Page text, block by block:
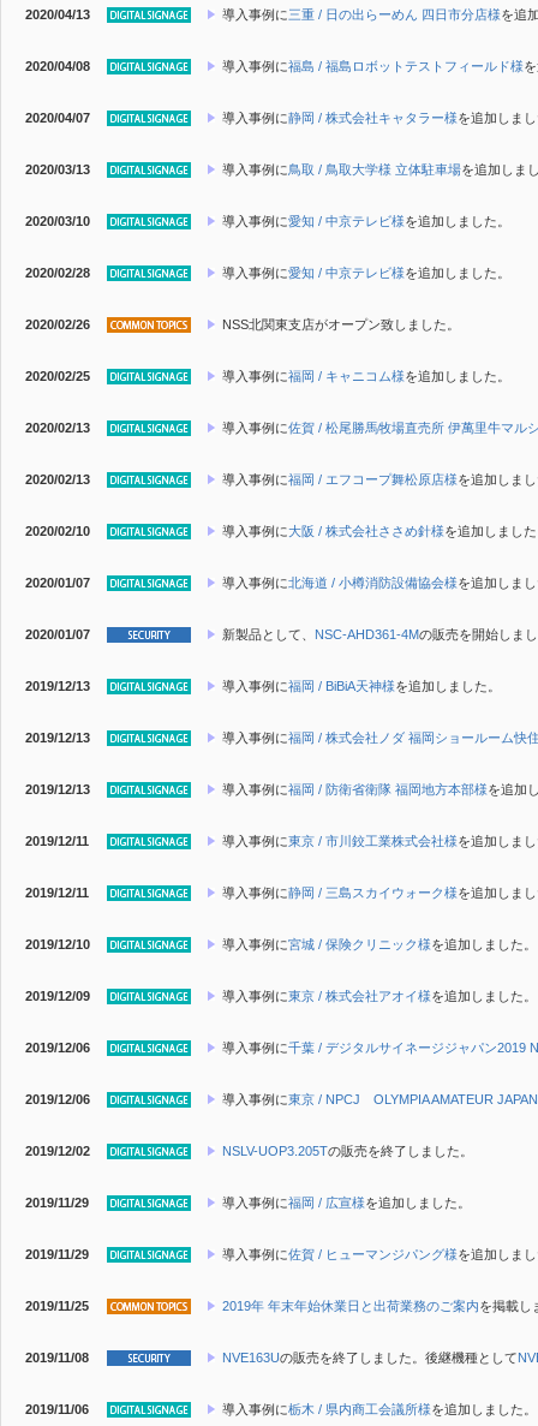
2020/04/13 導入事例に三重 / 日の出らーめん 四日市分店様を追
2020/04/08 導入事例に福島 / 福島ロボットテストフィールド様
2020/04/07 導入事例に静岡 / 株式会社キャタラー様を追加しま
2020/03/13 導入事例に鳥取 / 鳥取大学様 立体駐車場を追加しま
2020/03/10 導入事例に愛知 / 中京テレビ様を追加しました。
2020/02/28 導入事例に愛知 / 中京テレビ様を追加しました。
2020/02/26 NSS北関東支店がオープン致しました。
2020/02/25 導入事例に福岡 / キャニコム様を追加しました。
2020/02/13 導入事例に佐賀 / 松尾勝馬牧場直売所 伊萬里牛マル
2020/02/13 導入事例に福岡 / エフコープ舞松原店様を追加しま
2020/02/10 導入事例に大阪 / 株式会社ささめ針様を追加しまし
2020/01/07 導入事例に北海道 / 小樽消防設備協会様を追加しま
2020/01/07 新製品として、 NSC-AHD361-4Mの販売を開始しま
2019/12/13 導入事例に福岡 / BiBiA天神様を追加しました。
2019/12/13 導入事例に福岡 / 株式会社ノダ 福岡ショールーム快
2019/12/13 導入事例に福岡 / 防衛省衛隊 福岡地方本部様を追加
2019/12/11 導入事例に東京 / 市川鉸工業株式会社様を追加しま
2019/12/11 導入事例に静岡 / 三島スカイウォーク様を追加しま
2019/12/10 導入事例に宮城 / 保険クリニック様を追加しました。
2019/12/09 導入事例に東京 / 株式会社アオイ様を追加しました。
2019/12/06 導入事例に千葉 / デジタルサイネージジャパン2019
2019/12/06 導入事例に東京 / NPCJ OLYMPIA AMATEUR
2019/12/02 NSLV-UOP3.205Tの販売を終了しました。
2019/11/29 導入事例に福岡 / 広宣様を追加しました。
2019/11/29 導入事例に佐賀 / ヒューマンジパング様を追加しま
2019/11/25 2019年 年末年始休業日と出荷業務のご案内を掲載し
2019/11/08 NVE163Uの販売を終了しました。後継機種として
2019/11/06 導入事例に栃木 / 県内商工会議所様を追加しました。